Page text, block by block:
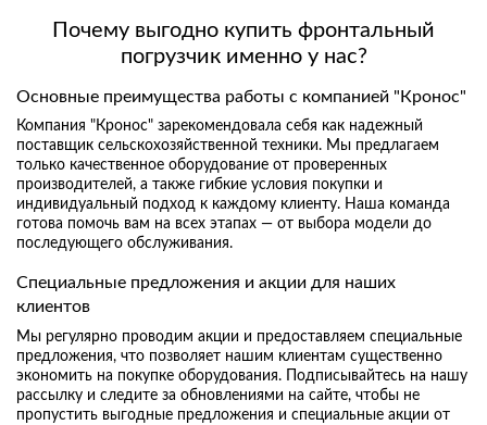
Почему выгодно купить фронтальный
погрузчик именно у нас?
Основные преимущества работы с компанией "Кронос"
Компания "Кронос" зарекомендовала себя как надежный
поставщик сельскохозяйственной техники. Мы предлагаем
только качественное оборудование от проверенных
производителей, а также гибкие условия покупки и
индивидуальный подход к каждому клиенту. Наша команда
готова помочь вам на всех этапах — от выбора модели до
последующего обслуживания.
Специальные предложения и акции для наших
клиентов
Мы регулярно проводим акции и предоставляем специальные
предложения, что позволяет нашим клиентам существенно
экономить на покупке оборудования. Подписывайтесь на нашу
рассылку и следите за обновлениями на сайте, чтобы не
пропустить выгодные предложения и специальные акции от